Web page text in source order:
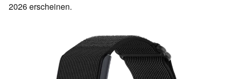
2026 erscheinen.